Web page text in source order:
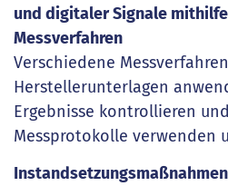
und digitaler Signale
Messverfahren
Verschiedene
Herstellerunterlagen
Ergebnisse kontrollieren
Messprotokolle verwenden